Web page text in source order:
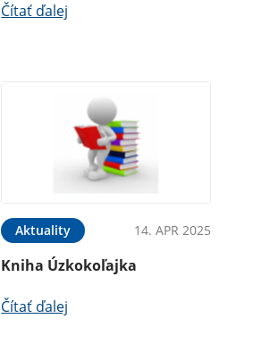
Čítať ďalej
Aktuality 14. APR 2025
Kniha Úzkokoľajka
Čítať ďalej